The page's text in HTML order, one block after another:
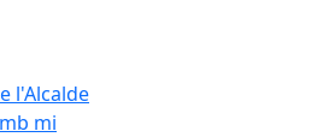
l'Alcalde
mi